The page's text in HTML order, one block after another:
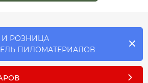
И РОЗНИЦА
ПИЛОМАТЕРИАЛОВ